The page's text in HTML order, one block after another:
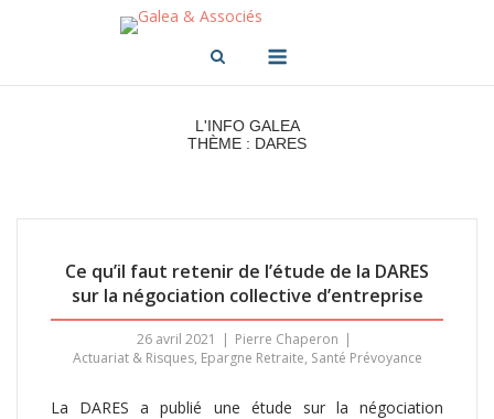
L'INFO GALEA
THÈME : DARES
Ce qu’il faut retenir de l’étude de la DARES
sur la négociation collective d’entreprise
26 avril 2021
Pierre Chaperon
Actuariat & Risques, Epargne Retraite, Santé Prévoyance
La DARES a publié une étude sur la négociation